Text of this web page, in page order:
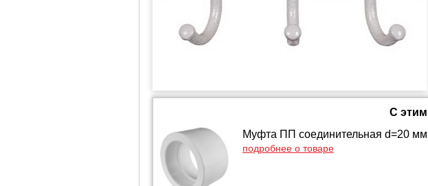
С
Муфта ПП соединительная d=20
подробнее о товаре